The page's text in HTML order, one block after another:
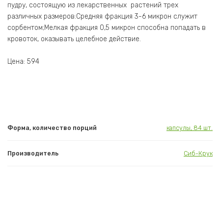
пудру, состоящую из лекарственных растений трех
различных размеров:Средняя фракция 3-6 микрон служит
сорбентом;Мелкая фракция 0,5 микрон способна попадать в
кровоток, оказывать целебное действие.
Цена: 594
Форма, количество порций капсулы, 84 шт.
Производитель Сиб-Крук